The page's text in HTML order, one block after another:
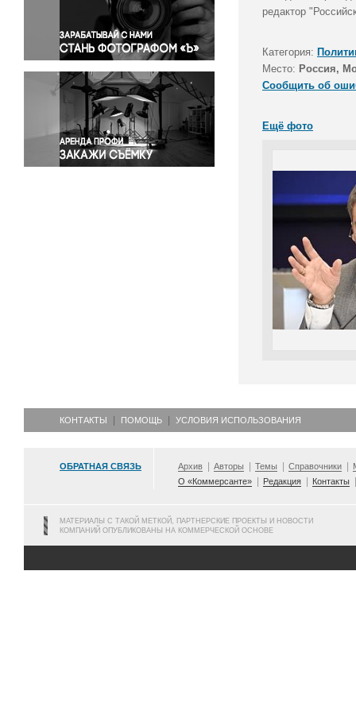
Правосудие
Происшествия и конфликты
Религия
Светская жизнь
Спорт
Экология
Экономика и бизнес
редактор
Категория:
Место: Россия,
Сообщить об
Ещё фото
КОНТАКТЫ ПОМОЩЬ УСЛОВИЯ ИСПОЛЬЗОВАНИЯ
ОБРАТНАЯ СВЯЗЬ Архив Авторы Темы Справочники
О «Коммерсанте»
Редакция Контакты
МАТЕРИАЛЫ С ТАКОЙ МЕТКОЙ, ПАРТНЕРСКИЕ ПРОЕКТЫ И НОВОСТИ
КОМПАНИЙ ОПУБЛИКОВАНЫ НА КОММЕРЧЕСКОЙ ОСНОВЕ